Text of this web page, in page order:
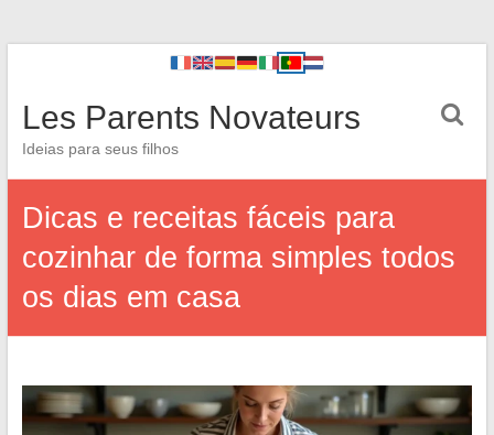
Les Parents Novateurs
Ideias para seus filhos
Dicas e receitas fáceis para
cozinhar de forma simples todos
os dias em casa